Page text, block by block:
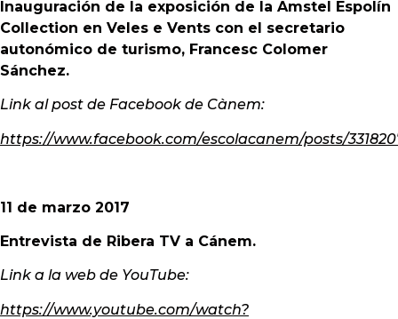
Inauguración de la exposición de la Amstel Espolín
Collection en Veles e Vents con el secretario
autonómico de turismo, Francesc Colomer
Sánchez.
Link al post de Facebook de Cànem:
https://www.facebook.com/escolacanem/posts/
11 de marzo 2017
Entrevista de Ribera TV a Cánem.
Link a la web de YouTube:
https://www.youtube.com/watch?